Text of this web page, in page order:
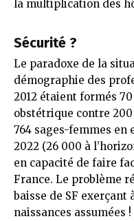
la multiplication des
Sécurité ?
Le paradoxe de la
démographie des
2012 étaient formés
obstétrique contre
764 sages-femmes en
2022 (26 000 à
en capacité de faire
France. Le problème
baisse de SF exerçant
naissances assumées